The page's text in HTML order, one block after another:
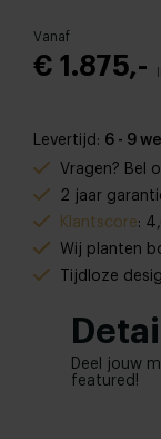
Vanaf
€ 1.875,-
Levertijd: 6 - 9
Vragen? Bel
2 jaar
Klantscore:
Wij planten
Tijdloze
Deel jouw
featured!